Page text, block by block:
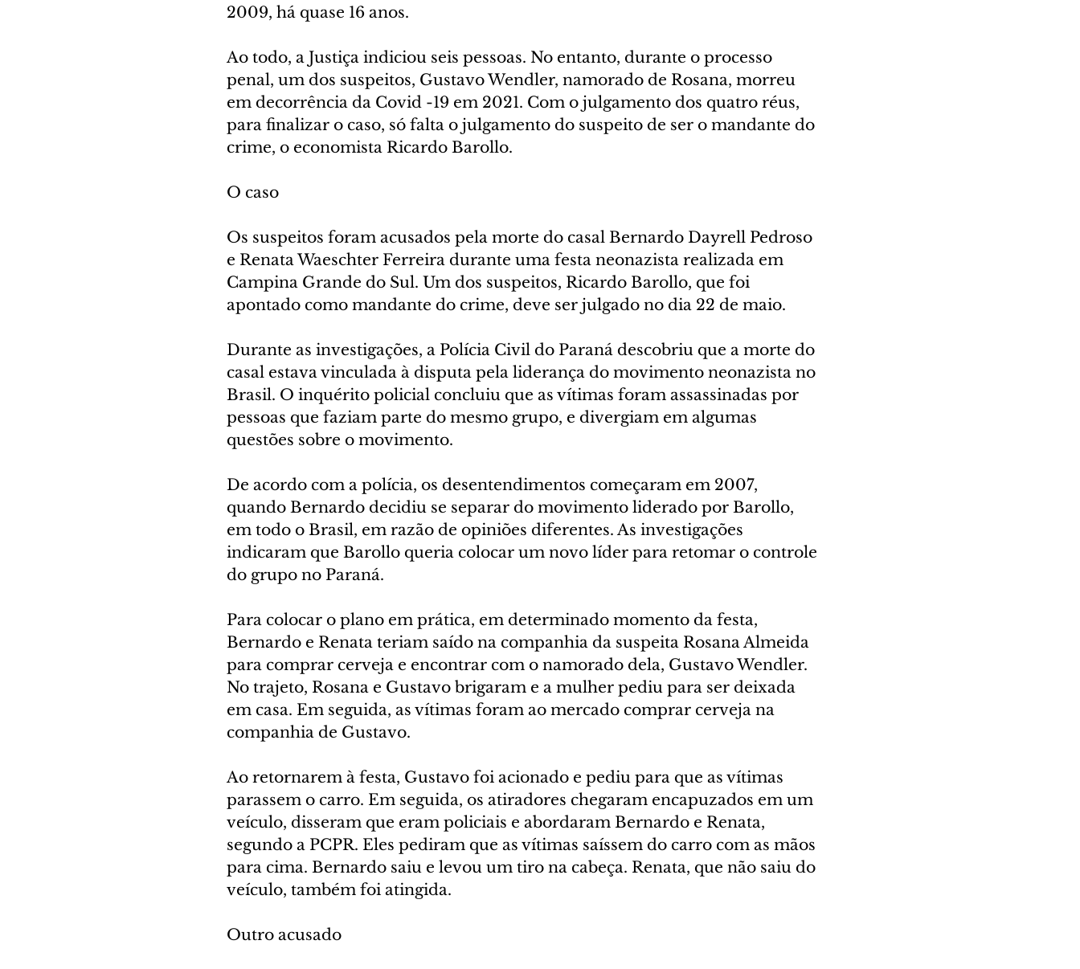
2009, há quase 16 anos.
Ao todo, a Justiça indiciou seis pessoas. No entanto, durante o processo
penal, um dos suspeitos, Gustavo Wendler, namorado de Rosana, morreu
em decorrência da Covid -19 em 2021. Com o julgamento dos quatro réus,
para finalizar o caso, só falta o julgamento do suspeito de ser o mandante do
crime, o economista Ricardo Barollo.
O caso
Os suspeitos foram acusados pela morte do casal Bernardo Dayrell Pedroso
e Renata Waeschter Ferreira durante uma festa neonazista realizada em
Campina Grande do Sul. Um dos suspeitos, Ricardo Barollo, que foi
apontado como mandante do crime, deve ser julgado no dia 22 de maio.
Durante as investigações, a Polícia Civil do Paraná descobriu que a morte do
casal estava vinculada à disputa pela liderança do movimento neonazista no
Brasil. O inquérito policial concluiu que as vítimas foram assassinadas por
pessoas que faziam parte do mesmo grupo, e divergiam em algumas
questões sobre o movimento.
De acordo com a polícia, os desentendimentos começaram em 2007,
quando Bernardo decidiu se separar do movimento liderado por Barollo,
em todo o Brasil, em razão de opiniões diferentes. As investigações
indicaram que Barollo queria colocar um novo líder para retomar o controle
do grupo no Paraná.
Para colocar o plano em prática, em determinado momento da festa,
Bernardo e Renata teriam saído na companhia da suspeita Rosana Almeida
para comprar cerveja e encontrar com o namorado dela, Gustavo Wendler.
No trajeto, Rosana e Gustavo brigaram e a mulher pediu para ser deixada
em casa. Em seguida, as vítimas foram ao mercado comprar cerveja na
companhia de Gustavo.
Ao retornarem à festa, Gustavo foi acionado e pediu para que as vítimas
parassem o carro. Em seguida, os atiradores chegaram encapuzados em um
veículo, disseram que eram policiais e abordaram Bernardo e Renata,
segundo a PCPR. Eles pediram que as vítimas saíssem do carro com as mãos
para cima. Bernardo saiu e levou um tiro na cabeça. Renata, que não saiu do
veículo, também foi atingida.
Outro acusado